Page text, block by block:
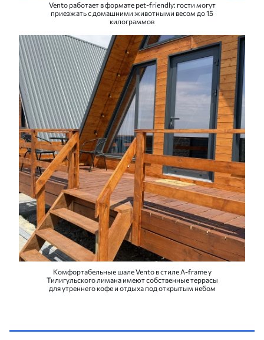
Vento работает в формате pet-friendly: гости могут
приезжать с домашними животными весом до 15
килограммов
Комфортабельные шале Vento в стиле A-frame у
Тилигульского лимана имеют собственные террасы
для утреннего кофе и отдыха под открытым небом